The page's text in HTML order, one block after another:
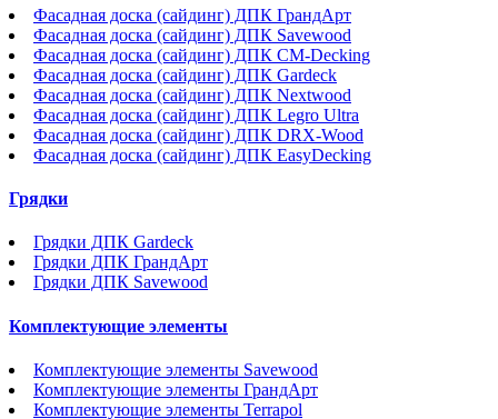
Фасадная доска (сайдинг) ДПК ГрандАрт
Фасадная доска (сайдинг) ДПК Savewood
Фасадная доска (сайдинг) ДПК CM-Decking
Фасадная доска (сайдинг) ДПК Gardeck
Фасадная доска (сайдинг) ДПК Nextwood
Фасадная доска (сайдинг) ДПК Legro Ultra
Фасадная доска (сайдинг) ДПК DRX-Wood
Фасадная доска (сайдинг) ДПК EasyDecking
Грядки
Грядки ДПК Gardeck
Грядки ДПК ГрандАрт
Грядки ДПК Savewood
Комплектующие элементы
Комплектующие элементы Savewood
Комплектующие элементы ГрандАрт
Комплектующие элементы Terrapol